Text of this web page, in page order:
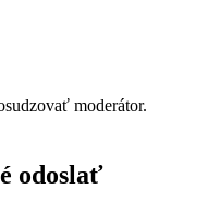
moderátor.
odoslať